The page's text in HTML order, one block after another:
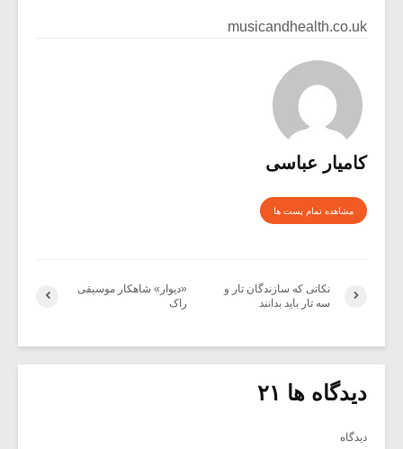
musicandhealth.co.uk
کامیار عباسی
مشاهده تمام پست ها
«دیوار» شاهکار موسیقی
راک
نکاتی که سازندگان تار و
سه تار باید بدانند
دیدگاه ها ۲۱
دیدگاه